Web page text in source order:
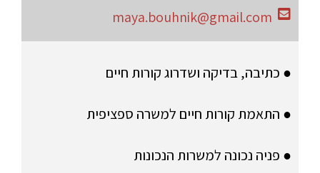
maya.bouhnik@gmail.com
● כתיבה, בדיקה ושדרוג קורות חיים
● התאמת קורות חיים למשרה ספציפית
● פניה נכונה למשרות הנכונות